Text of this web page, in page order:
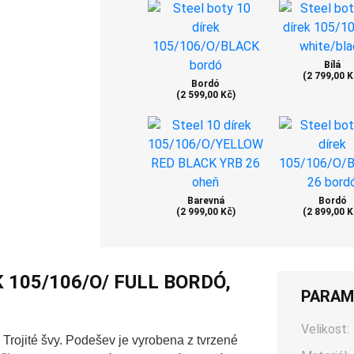
Bordó
(2 599,00 Kč)
Bílá
(2 799,00
Barevná
(2 999,00 Kč)
Bordó
(2 899,00
105/106/O/ FULL BORDÓ,
Trojité švy. Podešev je vyrobena z tvrzené
Velikost: